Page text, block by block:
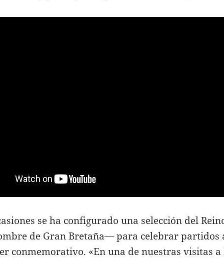
se ha configurado una selección del
de Gran Bretaña— para celebrar partidos
conmemorativo. «En una de nuestras visitas a